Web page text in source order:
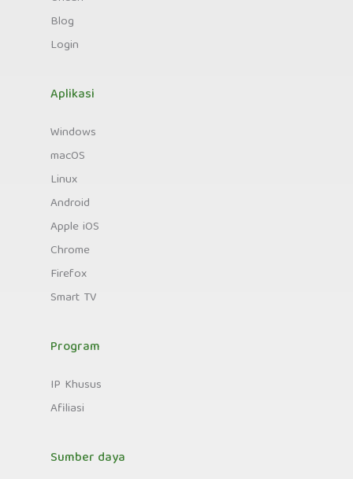
Blog
Login
Aplikasi
Windows
macOS
Linux
Android
Apple iOS
Chrome
Firefox
Smart TV
Program
IP Khusus
Afiliasi
Sumber daya